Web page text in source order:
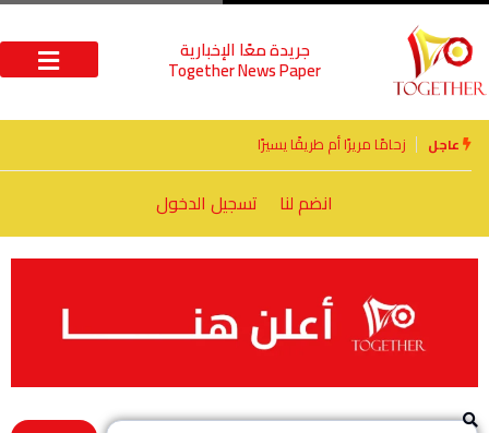
جريدة معًا الإخبارية
Together News Paper
عاجل الأخوة الأعداء وحتمًا لابد من لقاء
انضم لنا تسجيل الدخول